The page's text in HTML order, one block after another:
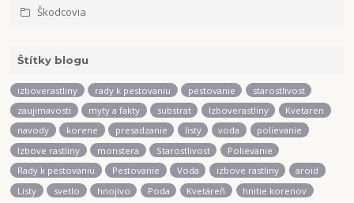
Škodcovia
Štítky blogu
izboverastliny rady k pestovaniu pestovanie
starostlivost
zaujimavosti
myty a fakty substrat Izboverastliny
Kvetaren
navody
korene presadzanie listy voda
polievanie
Izbove rastliny
monstera Starostlivost
Polievanie
Rady k pestovaniu
Pestovanie Voda izbove rastliny
aroid
Listy
svetlo hnojivo Poda Kvetáreň
hnitie korenov